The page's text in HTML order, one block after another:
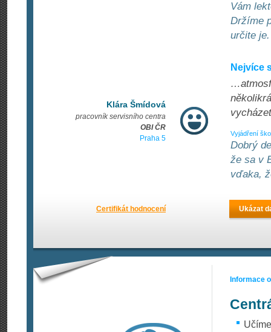
Vám
Držíme
určite
Klára Šmídová
pracovník servisního centra
OBI ČR
Praha 5
Nejvíce
Vyjádření
Dobrý
že sa v
vďaka,
Certifikát hodnocení Ukázat
Informace